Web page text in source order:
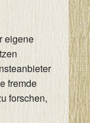
eigene
fremde
forschen,